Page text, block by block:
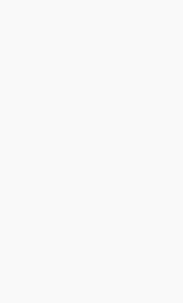
た。
たお願いしよう